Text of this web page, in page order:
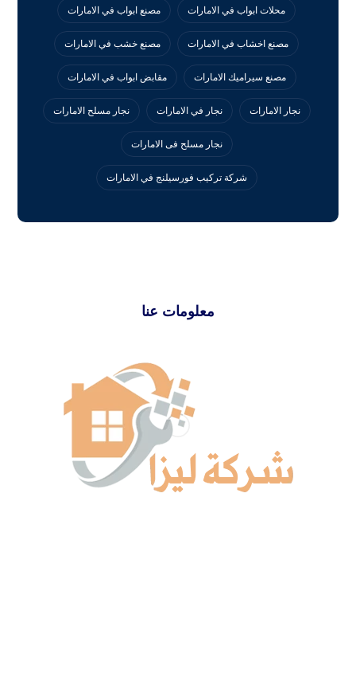
محلات ابواب في الامارات مصنع ابواب في الامارات
مصنع اخشاب في الامارات مصنع خشب في الامارات
مصنع سيراميك الامارات مقابض ابواب في الامارات
نجار الامارات نجار في الامارات نجار مسلح الامارات
نجار مسلح فى الامارات
‏شركة تركيب فورسيلنج في الامارات
معلومات عنا